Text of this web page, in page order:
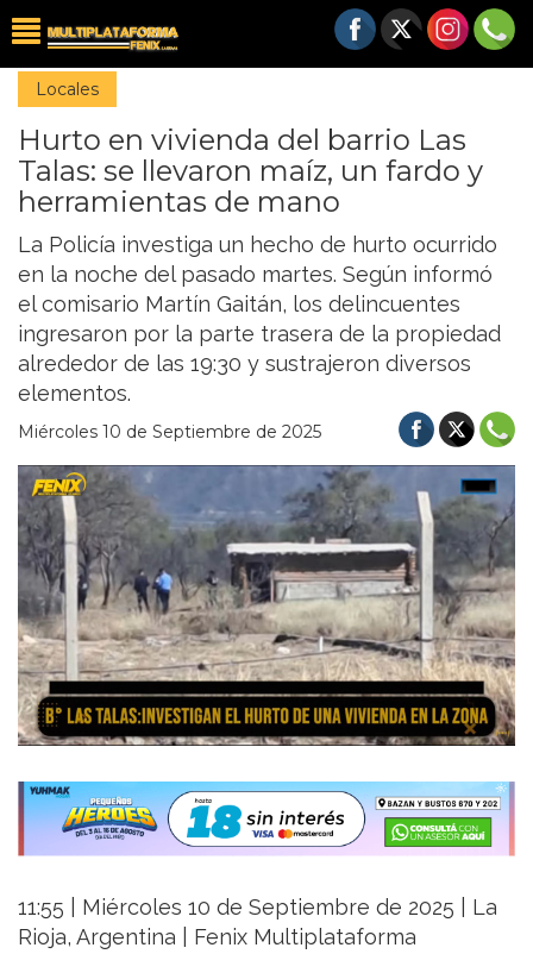
Locales
Hurto en vivienda del barrio Las
Talas: se llevaron maíz, un fardo y
herramientas de mano
La Policía investiga un hecho de hurto ocurrido
en la noche del pasado martes. Según informó
el comisario Martín Gaitán, los delincuentes
ingresaron por la parte trasera de la propiedad
alrededor de las 19:30 y sustrajeron diversos
elementos.
Miércoles 10 de Septiembre de 2025
11:55 | Miércoles 10 de Septiembre de 2025 | La
Rioja, Argentina | Fenix Multiplataforma